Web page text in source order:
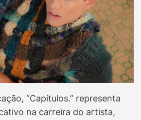
“Capítulos.” representa
na carreira do artista,